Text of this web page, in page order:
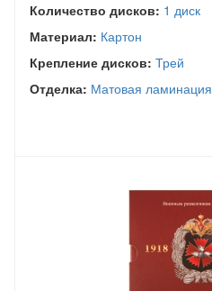
Количество дисков: 1 диск
Материал: Картон
Крепление дисков: Трей
Отделка: Матовая ламинация